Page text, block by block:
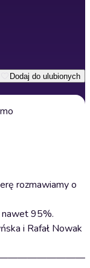
Dodaj do ulubionych
rozmawiamy o
95%.
i Rafał Nowak